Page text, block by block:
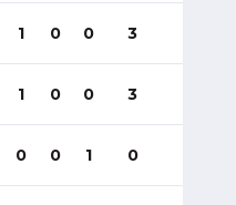
1 0 0 3
1 0 0 3
0 0 1 0